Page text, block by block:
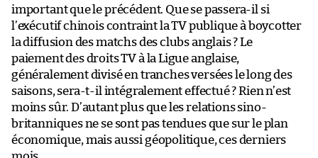
important que le précédent. Que se passera-il si
l’exécutif chinois contraint la TV publique à boycotter
la diffusion des matchs des clubs anglais ? Le
paiement des droits TV à la Ligue anglaise,
généralement divisé en tranches versées le long des
saisons, sera-t-il intégralement effectué ? Rien n’est
moins sûr. D’autant plus que les relations sino-
britanniques ne se sont pas tendues que sur le plan
économique, mais aussi géopolitique, ces derniers